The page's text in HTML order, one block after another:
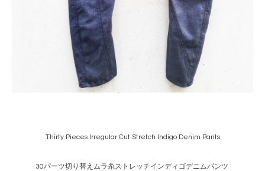
Thirty Pieces Irregular Cut Stretch Indigo Denim Pants
30パーツ切り替えムラ糸ストレッチインディゴデニムパンツ